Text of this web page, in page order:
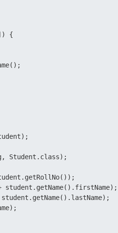
{
Student.class);
student.getName().firstName);